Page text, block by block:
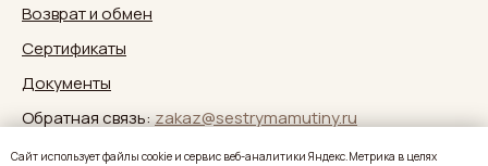
Caйт иcпoльзуeт фaйлы cookie и cepвиc вeб-aнaлитики Яндeкc.Мeтpикa в целях
Возврат и обмен
Сертификаты
Документы
Обратная связь: zakaz@sestrymamutiny.ru